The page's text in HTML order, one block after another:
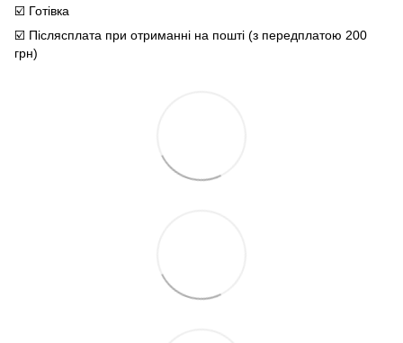
☑️ Готівка
☑️ Післясплата при отриманні на пошті (з передплатою 200
грн)